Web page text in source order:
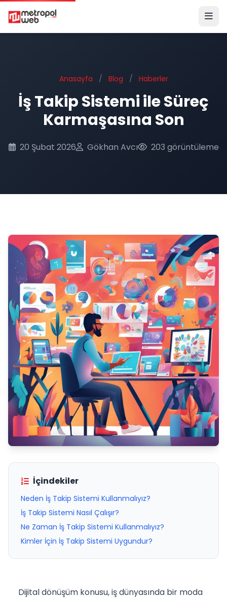
Ana içeriğe geç
Anasayfa / Blog / Haberler
İş Takip Sistemi ile Süreç
Karmaşasına Son
20 Şubat 2026 Gökhan Avcı 203 görüntüleme
İçindekiler
Neden İş Takip Sistemi Kullanmalıyız?
İş Takip Sistemi Nasıl Çalışır?
Ne Zaman İş Takip Sistemi Kullanmalıyız?
Kimler İçin İş Takip Sistemi Uygundur?
Dijital dönüşüm konusu, iş dünyasında bir moda